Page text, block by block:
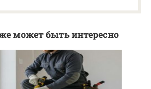
может быть интересно